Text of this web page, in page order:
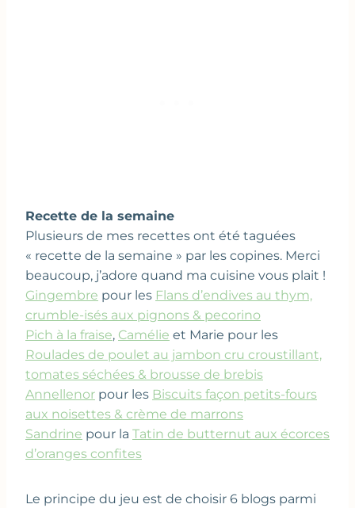
Recette de la semaine
Plusieurs de mes recettes ont été taguées
« recette de la semaine » par les copines. Merci
beaucoup, j’adore quand ma cuisine vous plait !
Gingembre pour les Flans d’endives au thym,
crumble-isés aux pignons & pecorino
Pich à la fraise, Camélie et Marie pour les
Roulades de poulet au jambon cru croustillant,
tomates séchées & brousse de brebis
Annellenor pour les Biscuits façon petits-fours
aux noisettes & crème de marrons
Sandrine pour la Tatin de butternut aux écorces
d’oranges confites
Le principe du jeu est de choisir 6 blogs parmi